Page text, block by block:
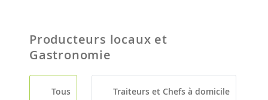
Producteurs locaux et
Gastronomie
Tous Traiteurs et Chefs à domicile